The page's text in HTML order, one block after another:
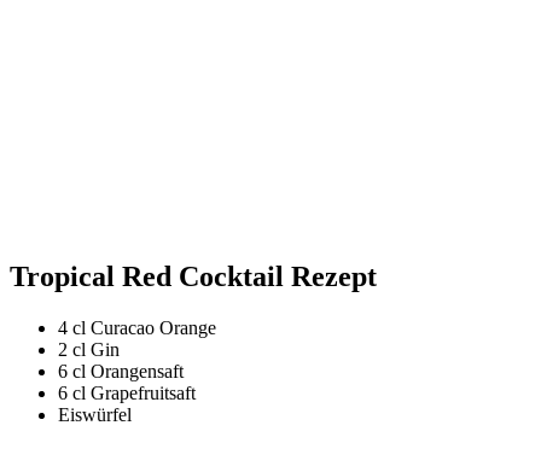
Tropical Red Cocktail Rezept
4 cl Curacao Orange
2 cl Gin
6 cl Orangensaft
6 cl Grapefruitsaft
Eiswürfel